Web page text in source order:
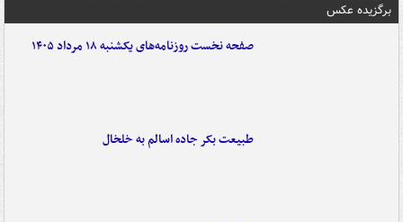
برگزیده عکس
صفحه نخست روزنامه‌های یکشنبه ۱۸ مرداد ۱۴۰۵
طبیعت بکر جاده اسالم به خلخال